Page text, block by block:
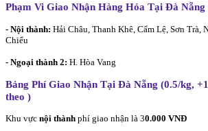
Phạm Vi Giao Nhận Hàng Hóa Tại Đà Nẵng
- Nội thành: Hải Châu, Thanh Khê, Cẩm Lệ, Sơn Trà,
Chiểu
- Ngoại thành 2: H. Hòa Vang
Bảng Phí Giao Nhận Tại Đà Nẵng (0.5/kg,
theo )
Khu vực nội thành phí giao nhận là 30.000 VNĐ